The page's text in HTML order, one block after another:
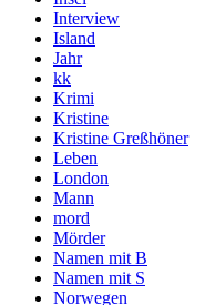
Interview
Island
Jahr
kk
Krimi
Kristine
Kristine Greßhöner
Leben
London
Mann
mord
Mörder
Namen mit B
Namen mit S
Norwegen